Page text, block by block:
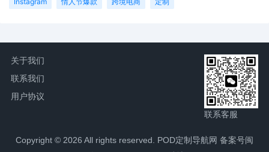
关于我们
联系我们
用户协议
联系客服
Copyright © 2026 All rights reserved. POD定制导航网 备案号闽